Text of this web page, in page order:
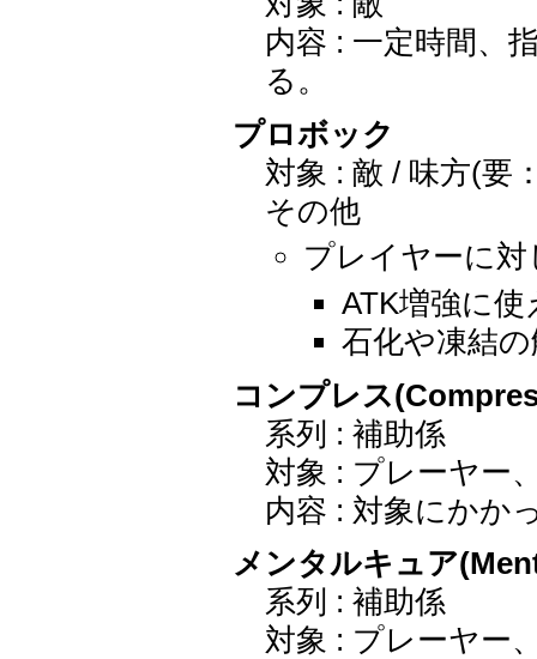
内容 : 一定時間、
る。
プロボック
対象 : 敵 / 味方(要
その他
プレイヤーに
ATK増強に使
石化や凍結
コンプレス
系列 : 補助係
対象 : プレーヤー
内容 : 対象にかか
メンタルキュア
系列 : 補助係
対象 : プレーヤー